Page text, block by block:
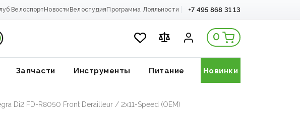
Велоспорт Новости Велостудия Программа Лояльности +7 495 868 31 13
0
Запчасти Инструменты Питание Новинки
Di2 FD-R8050 Front Derailleur / 2x11-Speed (OEM)